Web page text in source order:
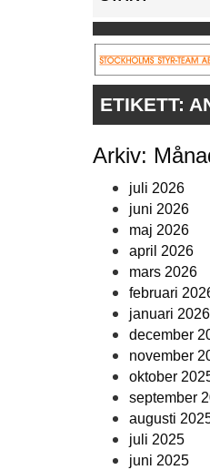
ETIKETT:
Arkiv:
juli 2026
juni 2026
maj 2026
april 2026
mars 2026
februari
januari 2026
december
november
oktober
september
augusti
juli 2025
juni 2025